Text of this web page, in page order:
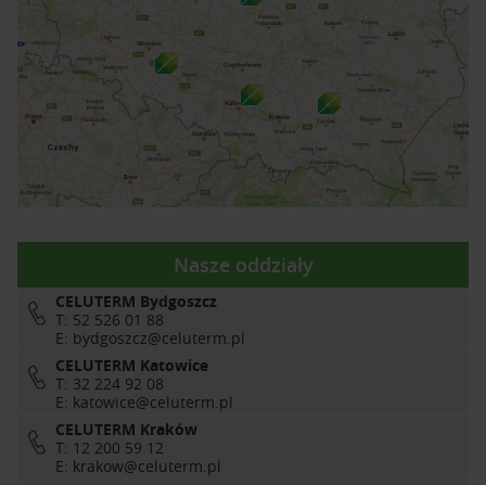
Nasze oddziały
CELUTERM Bydgoszcz
T: 52 526 01 88
E: bydgoszcz@celuterm.pl
CELUTERM Katowice
T: 32 224 92 08
E: katowice@celuterm.pl
CELUTERM Kraków
T: 12 200 59 12
E: krakow@celuterm.pl